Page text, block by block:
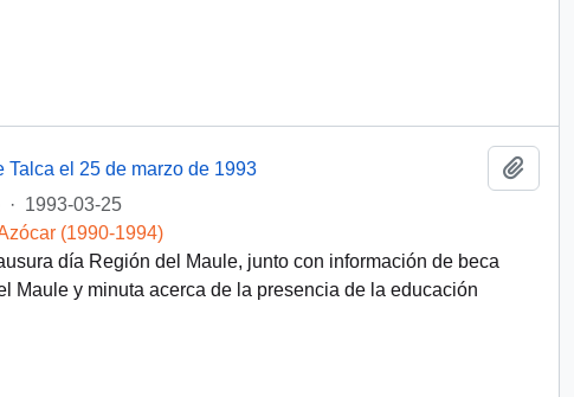
el 25 de marzo de 1993
· 1993-03-25
(1990-1994)
día Región del Maule, junto con información de beca
Maule y minuta acerca de la presencia de la educación